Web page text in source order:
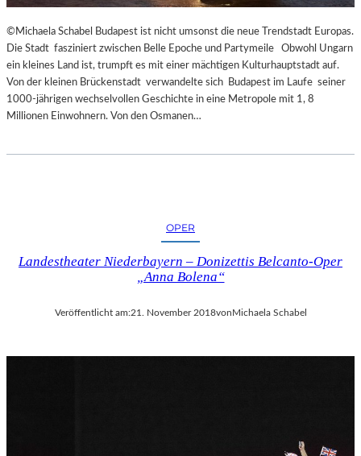
R
T
Z
U
E
R
A
©Michaela Schabel Budapest ist nicht umsonst die neue Trendstadt Europas.
Die Stadt fasziniert zwischen Belle Epoche und Partymeile Obwohl Ungarn
ein kleines Land ist, trumpft es mit einer mächtigen Kulturhauptstadt auf.
Von der kleinen Brückenstadt verwandelte sich Budapest im Laufe seiner
1000-jährigen wechselvollen Geschichte in eine Metropole mit 1, 8
Millionen Einwohnern. Von den Osmanen…
OPER
Landestheater Niederbayern – Donizettis Belcanto-Oper
„Anna Bolena“
Veröffentlicht am:21. November 2018vonMichaela Schabel